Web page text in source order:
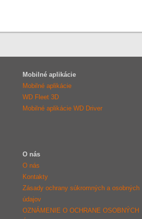
Mobilné aplikácie
Mobilné aplikácie
WD Fleet 3D
Mobilné aplikácie WD Driver
O nás
O nás
Kontakty
Zásady ochrany súkromných a osobných
údajov
OZNÁMENIE O OCHRANE OSOBNÝCH